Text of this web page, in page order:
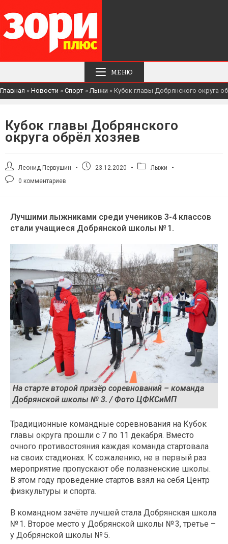
МЕНЮ
Главная » Новости » Спорт »Лыжи » Кубок главы Добрянского округа
Кубок главы Добрянского
округа обрёл хозяев
Леонид Первушин 23.12.2020
Лыжи
0 комментариев
Лучшими лыжниками среди учеников 3-4 классов
стали учащиеся Добрянской школы № 1.
На старте второй призёр соревнований – команда
Добрянской школы № 3. / Фото ЦФКСиМП
Традиционные командные соревнования на Кубок
главы округа прошли с 7 по 11 декабря. Вместо
очного противостояния каждая команда стартовала
на своих стадионах. К сожалению, не в первый раз
мероприятие пропускают обе полазненские школы.
В этом году проведение стартов взял на себя Центр
физкультуры и спорта.
В командном зачёте лучшей стала Добрянская школа
№ 1. Второе место у Добрянской школы № 3, третье –
у Добрянской школы № 5.